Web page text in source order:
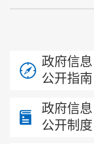
政府信息
公开指南
政府信息
公开制度